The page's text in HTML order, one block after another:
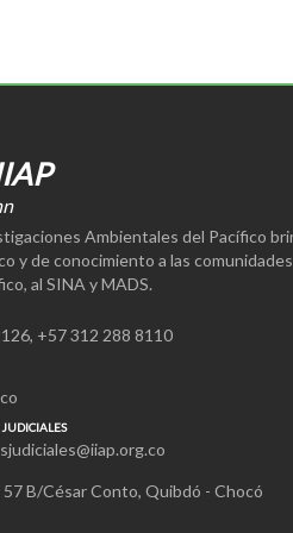
Ambientales del Pacífico
y de conocimiento a las
al SINA y MADS.
, +57 312 288 8110
57 B/César Conto, Quibdó - Chocó